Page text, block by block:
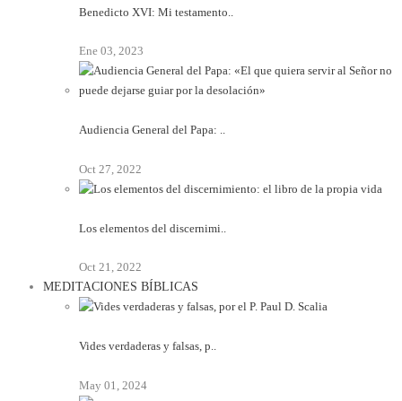
Benedicto XVI: Mi testamento..
Ene 03, 2023
Audiencia General del Papa: ..
Oct 27, 2022
Los elementos del discernimi..
Oct 21, 2022
MEDITACIONES BÍBLICAS
Vides verdaderas y falsas, p..
May 01, 2024